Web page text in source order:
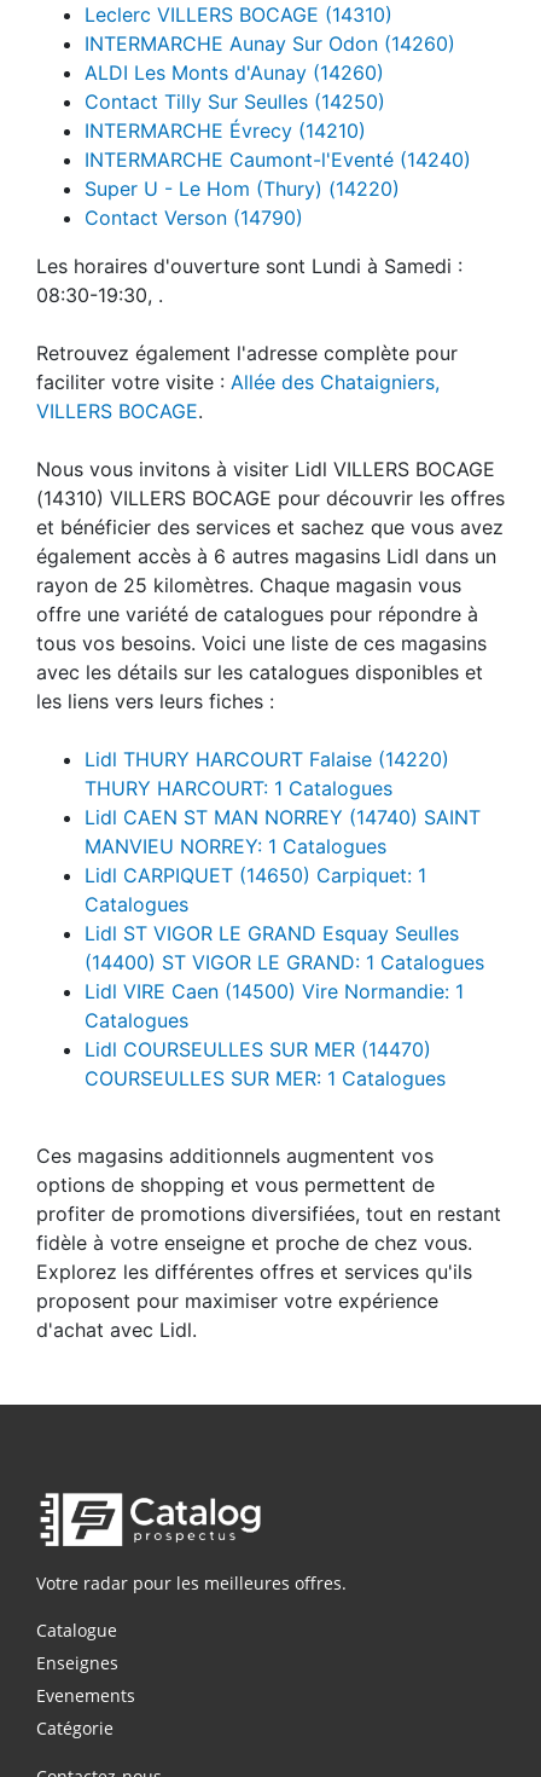
Leclerc VILLERS BOCAGE (14310)
INTERMARCHE Aunay Sur Odon (14260)
ALDI Les Monts d'Aunay (14260)
Contact Tilly Sur Seulles (14250)
INTERMARCHE Évrecy (14210)
INTERMARCHE Caumont-l'Eventé (14240)
Super U - Le Hom (Thury) (14220)
Contact Verson (14790)
Les horaires d'ouverture sont Lundi à Samedi :
08:30-19:30, .
Retrouvez également l'adresse complète pour
faciliter votre visite : Allée des Chataigniers,
VILLERS BOCAGE.
Nous vous invitons à visiter Lidl VILLERS BOCAGE
(14310) VILLERS BOCAGE pour découvrir les offres
et bénéficier des services et sachez que vous avez
également accès à 6 autres magasins Lidl dans un
rayon de 25 kilomètres. Chaque magasin vous
offre une variété de catalogues pour répondre à
tous vos besoins. Voici une liste de ces magasins
avec les détails sur les catalogues disponibles et
les liens vers leurs fiches :
Lidl THURY HARCOURT Falaise (14220)
THURY HARCOURT: 1 Catalogues
Lidl CAEN ST MAN NORREY (14740) SAINT
MANVIEU NORREY: 1 Catalogues
Lidl CARPIQUET (14650) Carpiquet: 1
Catalogues
Lidl ST VIGOR LE GRAND Esquay Seulles
(14400) ST VIGOR LE GRAND: 1 Catalogues
Lidl VIRE Caen (14500) Vire Normandie: 1
Catalogues
Lidl COURSEULLES SUR MER (14470)
COURSEULLES SUR MER: 1 Catalogues
Ces magasins additionnels augmentent vos
options de shopping et vous permettent de
profiter de promotions diversifiées, tout en restant
fidèle à votre enseigne et proche de chez vous.
Explorez les différentes offres et services qu'ils
proposent pour maximiser votre expérience
d'achat avec Lidl.
Votre radar pour les meilleures offres.
Catalogue
Enseignes
Evenements
Catégorie